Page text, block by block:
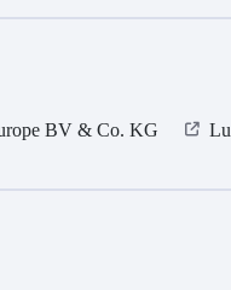
BV & Co. KG